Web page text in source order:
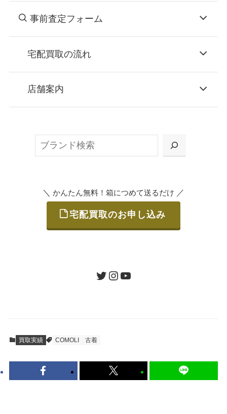
事前査定フォーム
宅配買取の流れ
お申込み
または梱包材不要の「集荷申込」からお選び
ご発送
査定結果のご承認 / 入金
到着即日に査定いたします。買取金額にご納
得いただければ、最短即日の入金が可能で
店舗案内
＼ かんたん無料！箱につめて送るだけ ／
宅配買取のお申し込み
ツイッターインスタグラムユーチューブ
買取実績 COMOLI 古着